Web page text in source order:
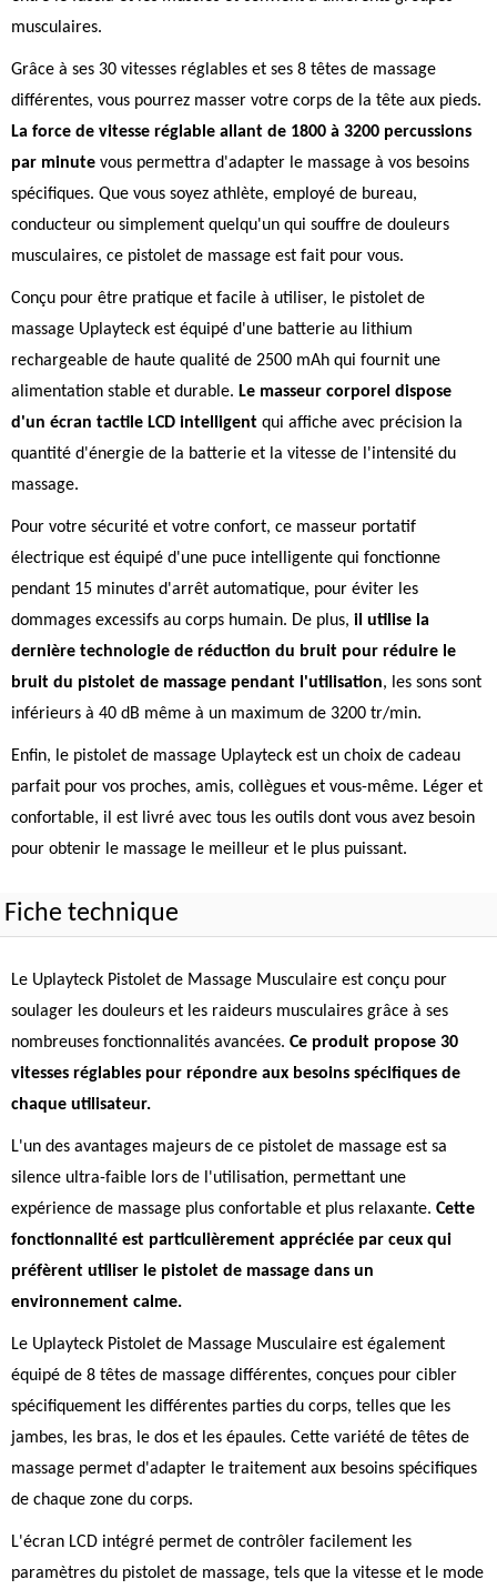
musculaires.
Grâce à ses 30 vitesses réglables et ses 8 têtes de massage
différentes, vous pourrez masser votre corps de la tête aux pieds.
La force de vitesse réglable allant de 1800 à 3200 percussions
par minute vous permettra d'adapter le massage à vos besoins
spécifiques. Que vous soyez athlète, employé de bureau,
conducteur ou simplement quelqu'un qui souffre de douleurs
musculaires, ce pistolet de massage est fait pour vous.
Conçu pour être pratique et facile à utiliser, le pistolet de
massage Uplayteck est équipé d'une batterie au lithium
rechargeable de haute qualité de 2500 mAh qui fournit une
alimentation stable et durable. Le masseur corporel dispose
d'un écran tactile LCD intelligent qui affiche avec précision la
quantité d'énergie de la batterie et la vitesse de l'intensité du
massage.
Pour votre sécurité et votre confort, ce masseur portatif
électrique est équipé d'une puce intelligente qui fonctionne
pendant 15 minutes d'arrêt automatique, pour éviter les
dommages excessifs au corps humain. De plus, il utilise la
dernière technologie de réduction du bruit pour réduire le
bruit du pistolet de massage pendant l'utilisation, les sons sont
inférieurs à 40 dB même à un maximum de 3200 tr/min.
Enfin, le pistolet de massage Uplayteck est un choix de cadeau
parfait pour vos proches, amis, collègues et vous-même. Léger et
confortable, il est livré avec tous les outils dont vous avez besoin
pour obtenir le massage le meilleur et le plus puissant.
Fiche technique
Le Uplayteck Pistolet de Massage Musculaire est conçu pour
soulager les douleurs et les raideurs musculaires grâce à ses
nombreuses fonctionnalités avancées. Ce produit propose 30
vitesses réglables pour répondre aux besoins spécifiques de
chaque utilisateur.
L'un des avantages majeurs de ce pistolet de massage est sa
silence ultra-faible lors de l'utilisation, permettant une
expérience de massage plus confortable et plus relaxante. Cette
fonctionnalité est particulièrement appréciée par ceux qui
préfèrent utiliser le pistolet de massage dans un
environnement calme.
Le Uplayteck Pistolet de Massage Musculaire est également
équipé de 8 têtes de massage différentes, conçues pour cibler
spécifiquement les différentes parties du corps, telles que les
jambes, les bras, le dos et les épaules. Cette variété de têtes de
massage permet d'adapter le traitement aux besoins spécifiques
de chaque zone du corps.
L'écran LCD intégré permet de contrôler facilement les
paramètres du pistolet de massage, tels que la vitesse et le mode